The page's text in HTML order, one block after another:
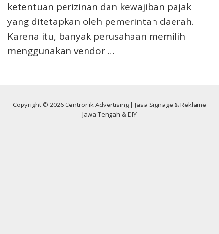
ketentuan perizinan dan kewajiban pajak
yang ditetapkan oleh pemerintah daerah.
Karena itu, banyak perusahaan memilih
menggunakan vendor …
Copyright © 2026 Centronik Advertising | Jasa Signage & Reklame
Jawa Tengah & DIY